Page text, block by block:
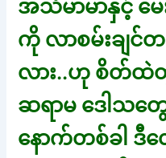
အသံမာမာနှင့် မ
ကို လာစမ်းချင်တ
လား..ဟု စိတ်ထဲ
ဆရာမ ဒေါသတွ
နောက်တစ်ခါ ဒီလ